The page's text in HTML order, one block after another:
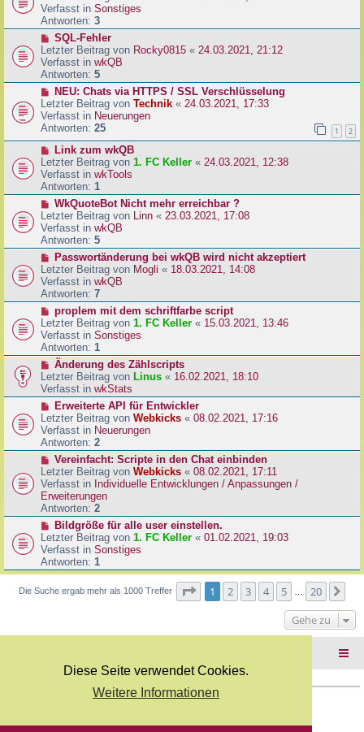
Diese Seite verwendet Cookies.
Weitere Informationen
e
i
t
a
g
u
e
r
B
e
i
t
a
g
Verfasst in Sonstiges
Antworten: 3
N
e
u
e
r
B
e
i
t
a
g
SQL-Fehler
Letzter Beitrag von Rocky0815 « 24.03.2021, 21:12
Verfasst in wkQB
Antworten: 5
N
e
u
e
r
B
e
i
t
a
g
NEU: Chats via HTTPS / SSL Verschlüsselung
Letzter Beitrag von Technik « 24.03.2021, 17:33
Verfasst in Neuerungen
Antworten: 25 1 2
N
e
u
e
r
B
e
i
t
a
g
Link zum wkQB
Letzter Beitrag von 1. FC Keller « 24.03.2021, 12:38
Verfasst in wkTools
Antworten: 1
N
e
u
e
r
B
e
i
t
a
g
WkQuoteBot Nicht mehr erreichbar ?
Letzter Beitrag von Linn « 23.03.2021, 17:08
Verfasst in wkQB
Antworten: 5
N
e
u
e
r
B
e
i
t
a
g
Passwortänderung bei wkQB wird nicht akzeptiert
Letzter Beitrag von Mogli « 18.03.2021, 14:08
Verfasst in wkQB
Antworten: 7
N
e
u
e
r
B
e
i
r
a
g
proplem mit dem schriftfarbe script
Letzter Beitrag von 1. FC Keller « 15.03.2021, 13:46
Verfasst in Sonstiges
Antworten: 1
N
e
u
e
r
B
e
i
r
a
g
Änderung des Zählscripts
Letzter Beitrag von Linus « 16.02.2021, 18:10
Verfasst in wkStats
N
e
u
e
r
B
e
i
t
r
a
g
Erweiterte API für Entwickler
Letzter Beitrag von Webkicks « 08.02.2021, 17:16
Verfasst in Neuerungen
Antworten: 2
N
e
u
e
r
B
e
i
t
r
g
Vereinfacht: Scripte in den Chat einbinden
Letzter Beitrag von Webkicks « 08.02.2021, 17:11
Verfasst in Individuelle Entwicklungen / Anpassungen /
Erweiterungen
Antworten: 2
N
e
u
e
r
B
e
r
Bildgröße für alle user einstellen.
Letzter Beitrag von 1. FC Keller « 01.02.2021, 19:03
Verfasst in Sonstiges
Antworten: 1
Die Suche ergab mehr als 1000 Treffer Seite von
1 2 3 4 5 20
Gehe zu
Deutsche Übersetzung durchphpBB.de